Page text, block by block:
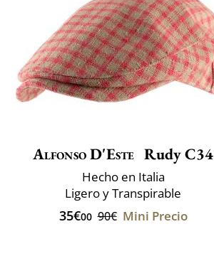
Alfonso D'Este Rudy C34
Hecho en Italia
Ligero y Transpirable
35€00 90€ Mini Precio